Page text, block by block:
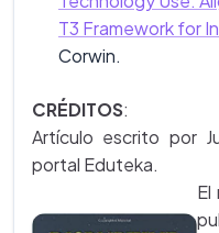
T3 Framework for
Corwin.
CRÉDITOS:
Artículo escrito por
portal Eduteka.
El